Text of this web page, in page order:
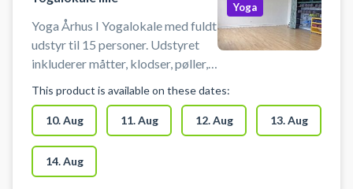
Yoga Århus I Yogalokale med fuldt
udstyr til 15 personer. Udstyret
inkluderer måtter, klodser, pøller,
bygningens konstruktion må
lokalet KUN benyttes til yoga,
meditation og mindfulness.
Yoga
This product is available on these dates:
10. Aug 11. Aug 12. Aug 13. Aug
14. Aug